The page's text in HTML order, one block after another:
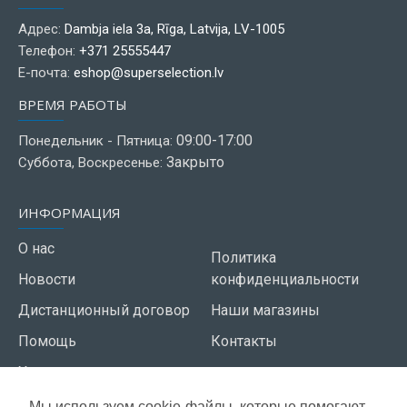
Адрес: Dambja iela 3a, Rīga, Latvija, LV-1005
Телефон: +371 25555447
Е-почта: eshop@superselection.lv
ВРЕМЯ РАБОТЫ
Понедельник - Пятница: 09:00-17:00
Суббота, Воскресенье: Закрыто
ИНФОРМАЦИЯ
О нас
Новости
Дистанционный договор
Помощь
Условия использования
Политика
конфиденциальности
Наши магазины
Контакты